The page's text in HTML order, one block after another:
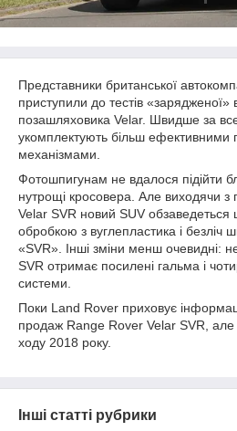
Представники британської
приступили до тестів «зарядженої»
позашляховика Velar. Швидше за
укомплектують більш ефективними
механізмами.
Фотошпигунам не вдалося підійти
нутрощі кросовера. Але виходячи з
Velar SVR новий SUV обзаведеться
обробкою з вуглепластика і безліч
«SVR». Інші зміни менш очевидні:
SVR отримає посилені гальма і
системи.
Поки Land Rover приховує
продаж Range Rover Velar SVR,
ходу 2018 року.
Інші статті рубрики